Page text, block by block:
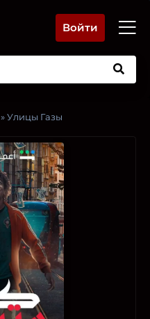
Войти
» Улицы Газы